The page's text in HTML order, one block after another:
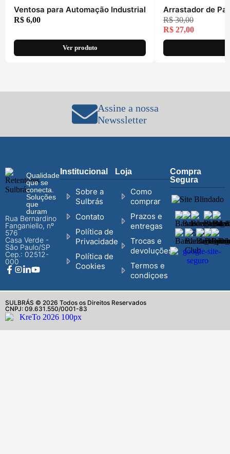
Ventosa para Automação Industrial
R$ 6,00
Ver produto
Arrastador de
R$30,00
R$ 27,00
Assine a nossa
Newssletter
Qualidade
que se
conecta.
Soluções
que
duram
Rua Bernardino
Fanganiello, nº
576
Casa Verde -
São Paulo/SP
Cep.: 02512-
000
Institucional
Sobre a
Sulbrás
Contato
Política de
Privacidade
Política de
Cookies
Loja
Como
comprar
Prazos e
entregas
Trocas e
devoluções
Termos e
condiçoes
Compra
Segura
SULBRÁS © 2026 Todos os Direitos Reservados
CNPJ: 09.631.550/0001-83